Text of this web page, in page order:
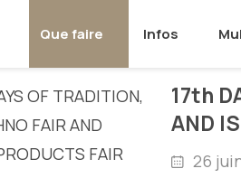
Que faire Infos
17th
AND
26